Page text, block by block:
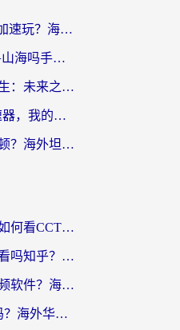
Sky光·遇在国外怎么加速玩？海外党亲测有效的国服游戏加速指南
在欧洲能玩天下-异兽山海吗手游？海外玩家的加速器生存指南
在欧洲怎么打绝地求生：未来之役不卡？留学生亲测的加速器避坑指南
人在美国玩BanG加速器，我的延迟终于绿了
海外玩坦克世界总卡顿？海外坦克世界加速器有哪些？实测好用的选择在这里
海外党亲测：在海外如何看CCTV？告别“仅限大陆播放”的实用指南
央视影音在海外可以看吗知乎？留学生亲测：3步解决地域限制+追剧自由
在国外怎么看咪咕视频软件？海外党亲测有效的回国加速方案
12123在国外能登录吗？海外华人必看的回国加速实用指南